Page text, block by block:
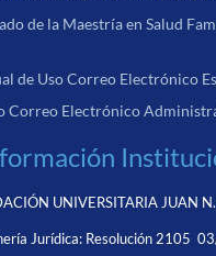
de la Maestría en Salud
de Uso Correo Electrónico
Correo Electrónico
UNIVERSITARIA JUAN N.
Jurídica: Resolución 2105